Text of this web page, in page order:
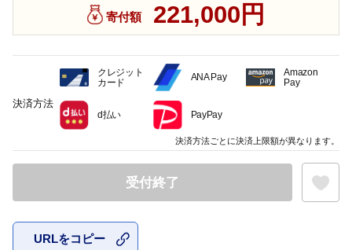
寄付額 221,000円
受付終了
URLをコピー
決済方法
クレジット
カード
ANA Pay
Amazon
Pay
d払い PayPay
決済方法ごとに決済上限額が異なります。